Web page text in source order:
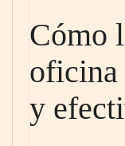
Cómo
oficina
y